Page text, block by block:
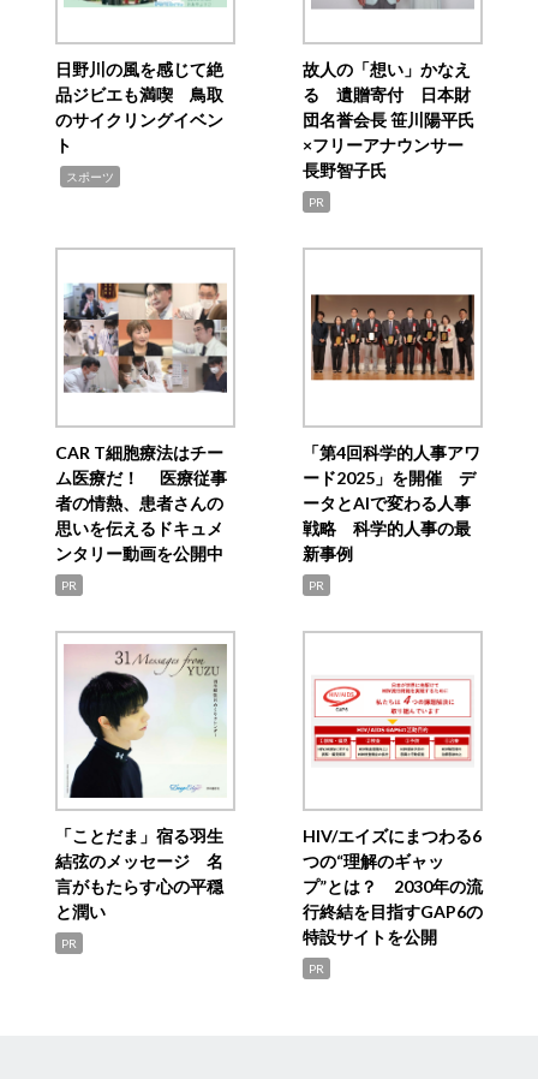
日野川の風を感じて絶
品ジビエも満喫 鳥取
のサイクリングイベン
ト
スポーツ
故人の「想い」かなえ
る 遺贈寄付 日本財
団名誉会長 笹川陽平氏
×フリーアナウンサー
長野智子氏
PR
CAR T細胞療法はチー
ム医療だ！ 医療従事
者の情熱、患者さんの
思いを伝えるドキュメ
ンタリー動画を公開中
PR
「第4回科学的人事アワ
ード2025」を開催 デ
ータとAIで変わる人事
戦略 科学的人事の最
新事例
PR
「ことだま」宿る羽生
結弦のメッセージ 名
言がもたらす心の平穏
と潤い
PR
HIV/エイズにまつわる6
つの“理解のギャッ
プ”とは？ 2030年の流
行終結を目指すGAP6の
特設サイトを公開
PR